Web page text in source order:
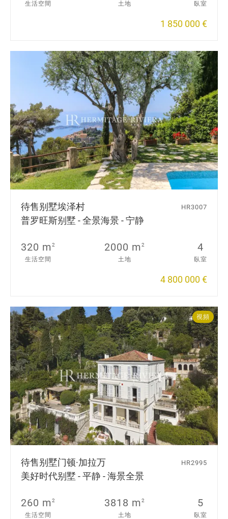
生活空間 土地 臥室
1 850 000 €
待售别墅埃泽村
普罗旺斯别墅 - 全景海景 - 宁静
HR3007
320 m2
生活空間
2000 m2
土地
4
臥室
4 800 000 €
視頻
待售别墅门顿·加拉万
美好时代别墅 - 平静 - 海景全景
HR2995
260 m2
生活空間
3818 m2
土地
5
臥室